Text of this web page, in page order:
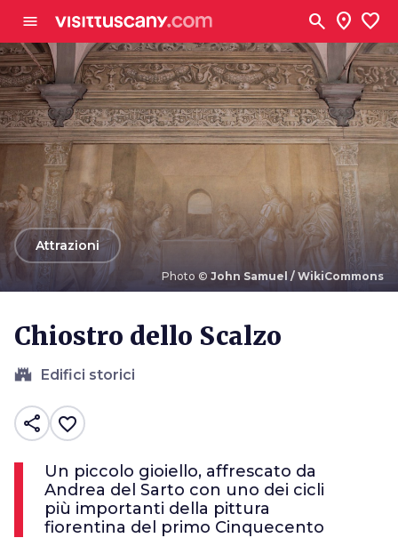
menu search location_on favorite
Photo © John Samuel / WikiCommons
arrow_backAttrazioni
Chiostro dello Scalzo
castle Edifici storici
share favorite_border
Un piccolo gioiello, affrescato da
Andrea del Sarto con uno dei cicli
più importanti della pittura
fiorentina del primo Cinquecento